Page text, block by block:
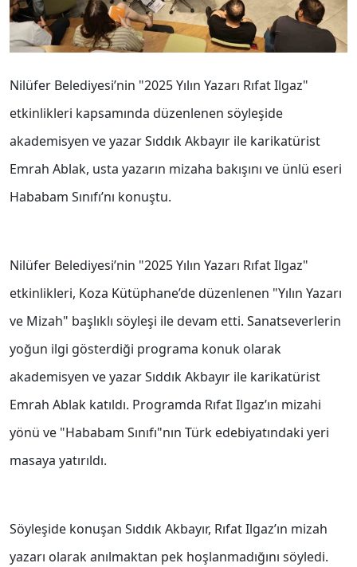
Nilüfer Belediyesi’nin "2025 Yılın Yazarı Rıfat Ilgaz"
etkinlikleri kapsamında düzenlenen söyleşide
akademisyen ve yazar Sıddık Akbayır ile karikatürist
Emrah Ablak, usta yazarın mizaha bakışını ve ünlü eseri
Hababam Sınıfı’nı konuştu.
Nilüfer Belediyesi’nin "2025 Yılın Yazarı Rıfat Ilgaz"
etkinlikleri, Koza Kütüphane’de düzenlenen "Yılın Yazarı
ve Mizah" başlıklı söyleşi ile devam etti. Sanatseverlerin
yoğun ilgi gösterdiği programa konuk olarak
akademisyen ve yazar Sıddık Akbayır ile karikatürist
Emrah Ablak katıldı. Programda Rıfat Ilgaz’ın mizahi
yönü ve "Hababam Sınıfı"nın Türk edebiyatındaki yeri
masaya yatırıldı.
Söyleşide konuşan Sıddık Akbayır, Rıfat Ilgaz’ın mizah
yazarı olarak anılmaktan pek hoşlanmadığını söyledi.